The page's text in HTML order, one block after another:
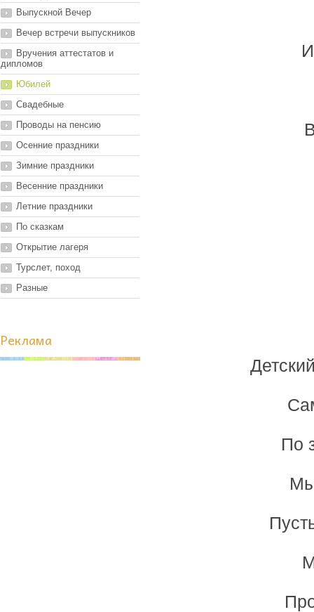
Выпускной Вечер
Вечер встречи выпускников
Вручения аттестатов и
дипломов
Юбилей
Свадебные
Проводы на пенсию
Осенние праздники
Зимние праздники
Весенние праздники
Летние праздники
По сказкам
Открытие лагеря
Турслет, поход
Разные
Реклама
По